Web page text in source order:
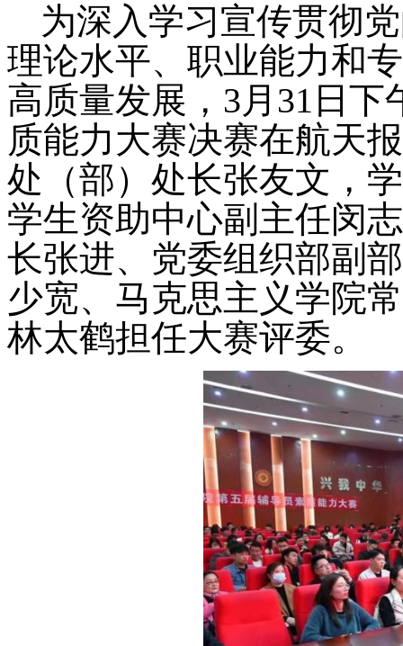
为深入学习宣传贯彻
理论水平、职业能力和
高质量发展，3月31日
质能力大赛决赛在航天
处（部）处长张友文，
学生资助中心副主任闵
长张进、党委组织部副
少宽、马克思主义学院
林太鹤担任大赛评委。